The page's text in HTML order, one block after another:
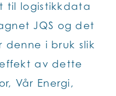
til logistikkdata
JQS og det
i bruk slik
av dette
Vår Energi,